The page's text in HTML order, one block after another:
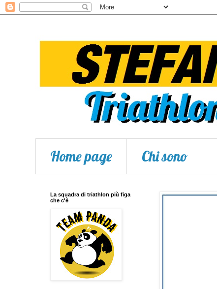
Home page Chi sono
La squadra di triathlon più figa
che c'è